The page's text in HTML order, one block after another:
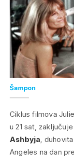
Šampon
Ciklus filmova
u 21 sat,
Ashbyja ,
Angeles na dan